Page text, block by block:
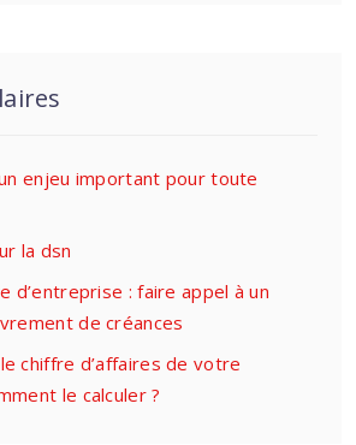
enjeu important pour toute
la dsn
d’entreprise : faire appel à un
de créances
chiffre d’affaires de votre
le calculer ?